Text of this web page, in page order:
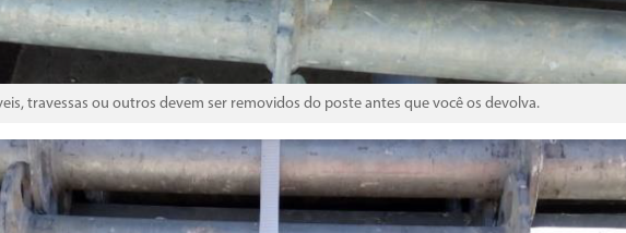
travessas ou outros devem ser removidos do poste antes que você os devolva.